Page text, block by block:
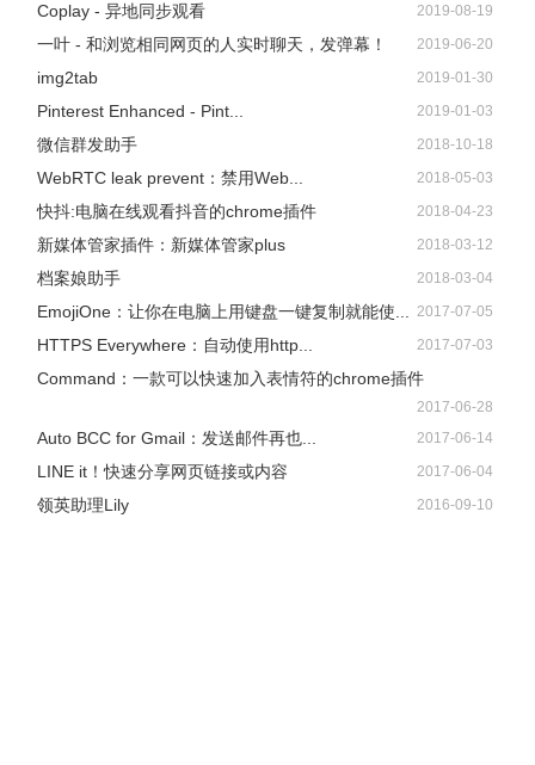
Coplay - 异地同步观看 2019-08-19
一叶 - 和浏览相同网页的人实时聊天，发弹幕！ 2019-06-20
img2tab 2019-01-30
Pinterest Enhanced - Pint... 2019-01-03
微信群发助手 2018-10-18
WebRTC leak prevent：禁用Web... 2018-05-03
快抖:电脑在线观看抖音的chrome插件 2018-04-23
新媒体管家插件：新媒体管家plus 2018-03-12
档案娘助手 2018-03-04
EmojiOne：让你在电脑上用键盘一键复制就能使... 2017-07-05
HTTPS Everywhere：自动使用http... 2017-07-03
Command：一款可以快速加入表情符的chrome插件
2017-06-28
Auto BCC for Gmail：发送邮件再也... 2017-06-14
LINE it！快速分享网页链接或内容 2017-06-04
领英助理Lily 2016-09-10